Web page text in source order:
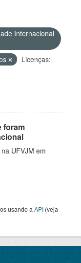
Internacional
Licenças:
foram
UFVJM em
usando a API (veja